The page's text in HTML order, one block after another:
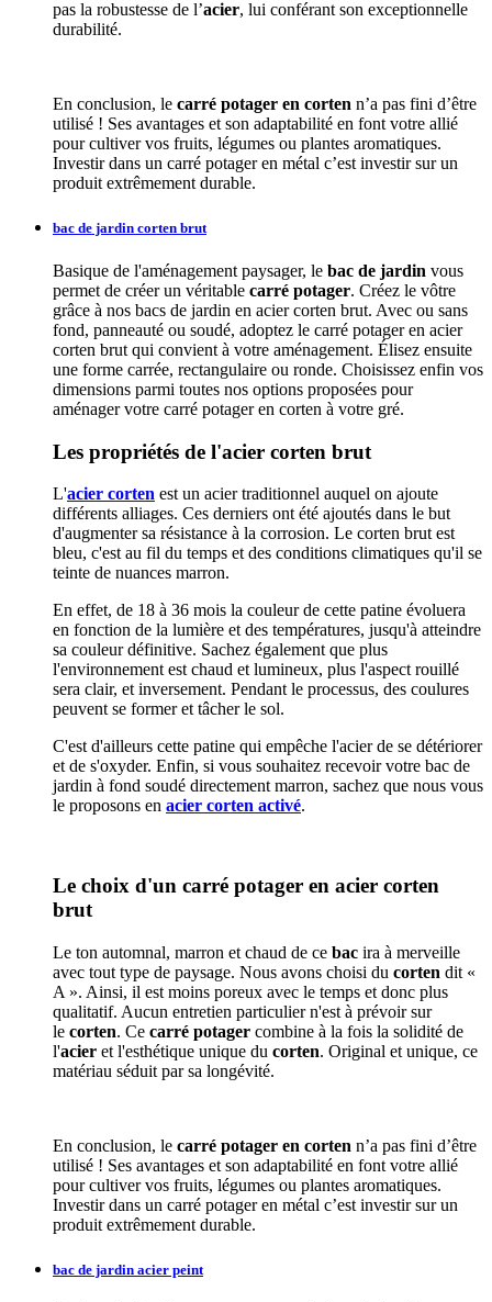
pas la robustesse de l’acier, lui conférant son exceptionnelle
durabilité.
En conclusion, le carré potager en corten n’a pas fini d’être
utilisé ! Ses avantages et son adaptabilité en font votre allié
pour cultiver vos fruits, légumes ou plantes aromatiques.
Investir dans un carré potager en métal c’est investir sur un
produit extrêmement durable.
bac de jardin corten brut
Basique de l'aménagement paysager, le bac de jardin vous
permet de créer un véritable carré potager. Créez le vôtre
grâce à nos bacs de jardin en acier corten brut. Avec ou sans
fond, panneauté ou soudé, adoptez le carré potager en acier
corten brut qui convient à votre aménagement. Élisez ensuite
une forme carrée, rectangulaire ou ronde. Choisissez enfin vos
dimensions parmi toutes nos options proposées pour
aménager votre carré potager en corten à votre gré.
Les propriétés de l'acier corten brut
L'acier corten est un acier traditionnel auquel on ajoute
différents alliages. Ces derniers ont été ajoutés dans le but
d'augmenter sa résistance à la corrosion. Le corten brut est
bleu, c'est au fil du temps et des conditions climatiques qu'il se
teinte de nuances marron.
En effet, de 18 à 36 mois la couleur de cette patine évoluera
en fonction de la lumière et des températures, jusqu'à atteindre
sa couleur définitive. Sachez également que plus
l'environnement est chaud et lumineux, plus l'aspect rouillé
sera clair, et inversement. Pendant le processus, des coulures
peuvent se former et tâcher le sol.
C'est d'ailleurs cette patine qui empêche l'acier de se détériorer
et de s'oxyder. Enfin, si vous souhaitez recevoir votre bac de
jardin à fond soudé directement marron, sachez que nous vous
le proposons en acier corten activé.
Le choix d'un carré potager en acier corten
brut
Le ton automnal, marron et chaud de ce bac ira à merveille
avec tout type de paysage. Nous avons choisi du corten dit «
A ». Ainsi, il est moins poreux avec le temps et donc plus
qualitatif. Aucun entretien particulier n'est à prévoir sur
le corten. Ce carré potager combine à la fois la solidité de
l'acier et l'esthétique unique du corten. Original et unique, ce
matériau séduit par sa longévité.
En conclusion, le carré potager en corten n’a pas fini d’être
utilisé ! Ses avantages et son adaptabilité en font votre allié
pour cultiver vos fruits, légumes ou plantes aromatiques.
Investir dans un carré potager en métal c’est investir sur un
produit extrêmement durable.
bac de jardin acier peint